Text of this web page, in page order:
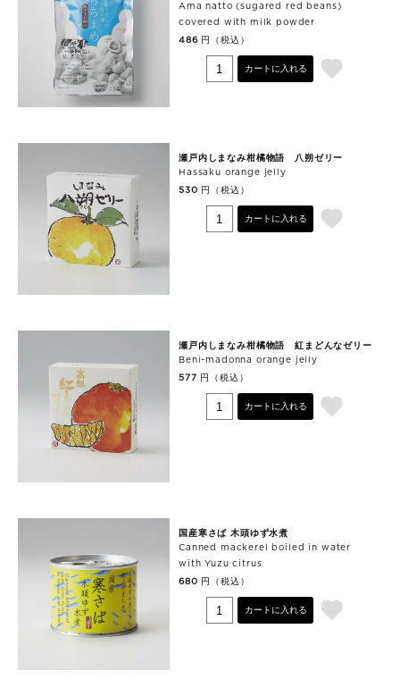
Ama natto (sugared red beans)
covered with milk powder
486 円（税込）
カートに入れる
瀬戸内しまなみ柑橘物語 八朔ゼリー
Hassaku orange jelly
530 円（税込）
カートに入れる
瀬戸内しまなみ柑橘物語 紅まどんなゼリー
Beni-madonna orange jelly
577 円（税込）
カートに入れる
国産寒さば 木頭ゆず水煮
Canned mackerel boiled in water
with Yuzu citrus
680 円（税込）
カートに入れる